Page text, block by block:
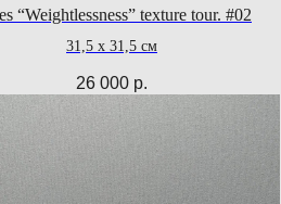
“Weightlessness” texture tour. #02
31,5 x 31,5 см
26 000 р.